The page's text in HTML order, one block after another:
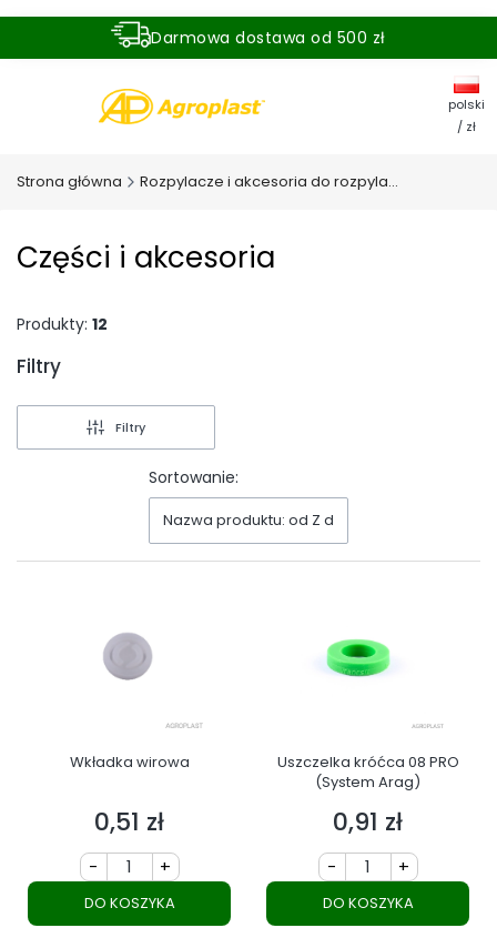
Darmowa dostawa od 500 zł
polski
/ zł
Strona główna Rozpylacze i akcesoria do rozpylaczy
Części i akcesoria
Produkty: 12
Filtry
Koniec filtrów
Filtry
Sortowanie:
Nazwa produktu: od Z do A
Wkładka wirowa
Cena
0,51 zł
- +
DO KOSZYKA
Uszczelka króćca 08 PRO
(System Arag)
Cena
0,91 zł
- +
DO KOSZYKA